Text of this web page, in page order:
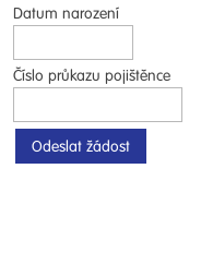
Datum narození
Číslo průkazu pojištěnce